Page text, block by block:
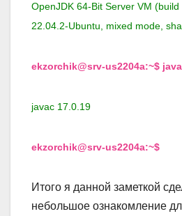
OpenJDK 64-Bit Server VM
22.04.2-Ubuntu, mixed mode,
ekzorchik@srv-us2204a:~$
javac 17.0.19
ekzorchik@srv-us2204a:~$
Итого я данной заметкой
небольшое ознакомление